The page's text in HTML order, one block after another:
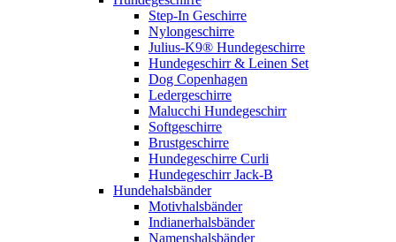
Step-In Geschirre
Nylongeschirre
Julius-K9® Hundegeschirre
Hundegeschirr & Leinen Set
Dog Copenhagen
Ledergeschirre
Malucchi Hundegeschirr
Softgeschirre
Brustgeschirre
Hundegeschirre Curli
Hundegeschirr Jack-B
Hundehalsbänder
Motivhalsbänder
Indianerhalsbänder
Namenshalsbänder